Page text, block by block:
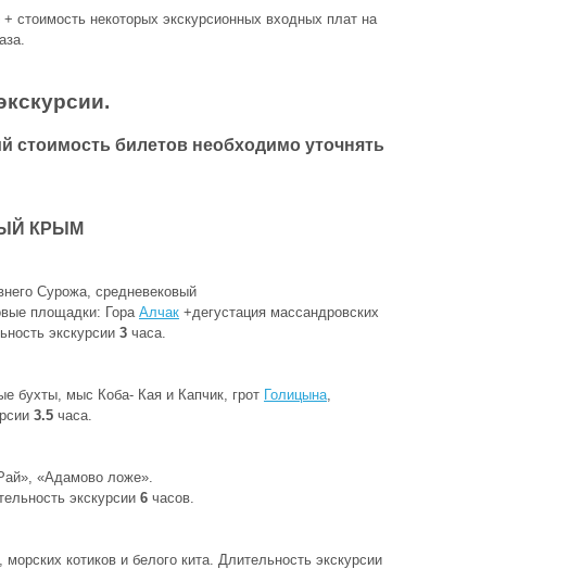
стоимость некоторых экскурсионных входных плат на
стоимость билетов необходимо уточнять
КPЫМ
Сурожа, средневековый
площадки: ГораАлчак +дегустация массандровских
экскурсии 3 часа.
бухты, мыс Коба- Кая и Капчик, грот Голицына,
3.5 часа.
«Адамово ложе».
экскурсии 6 часов.
котиков и белого кита. Длительность экскурсии